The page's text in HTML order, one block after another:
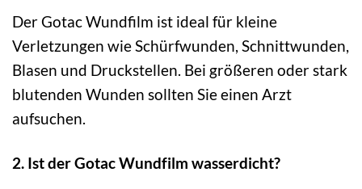
Der Gotac Wundfilm ist ideal für kleine
Verletzungen wie Schürfwunden, Schnittwunden,
Blasen und Druckstellen. Bei größeren oder stark
blutenden Wunden sollten Sie einen Arzt
aufsuchen.
2. Ist der Gotac Wundfilm wasserdicht?